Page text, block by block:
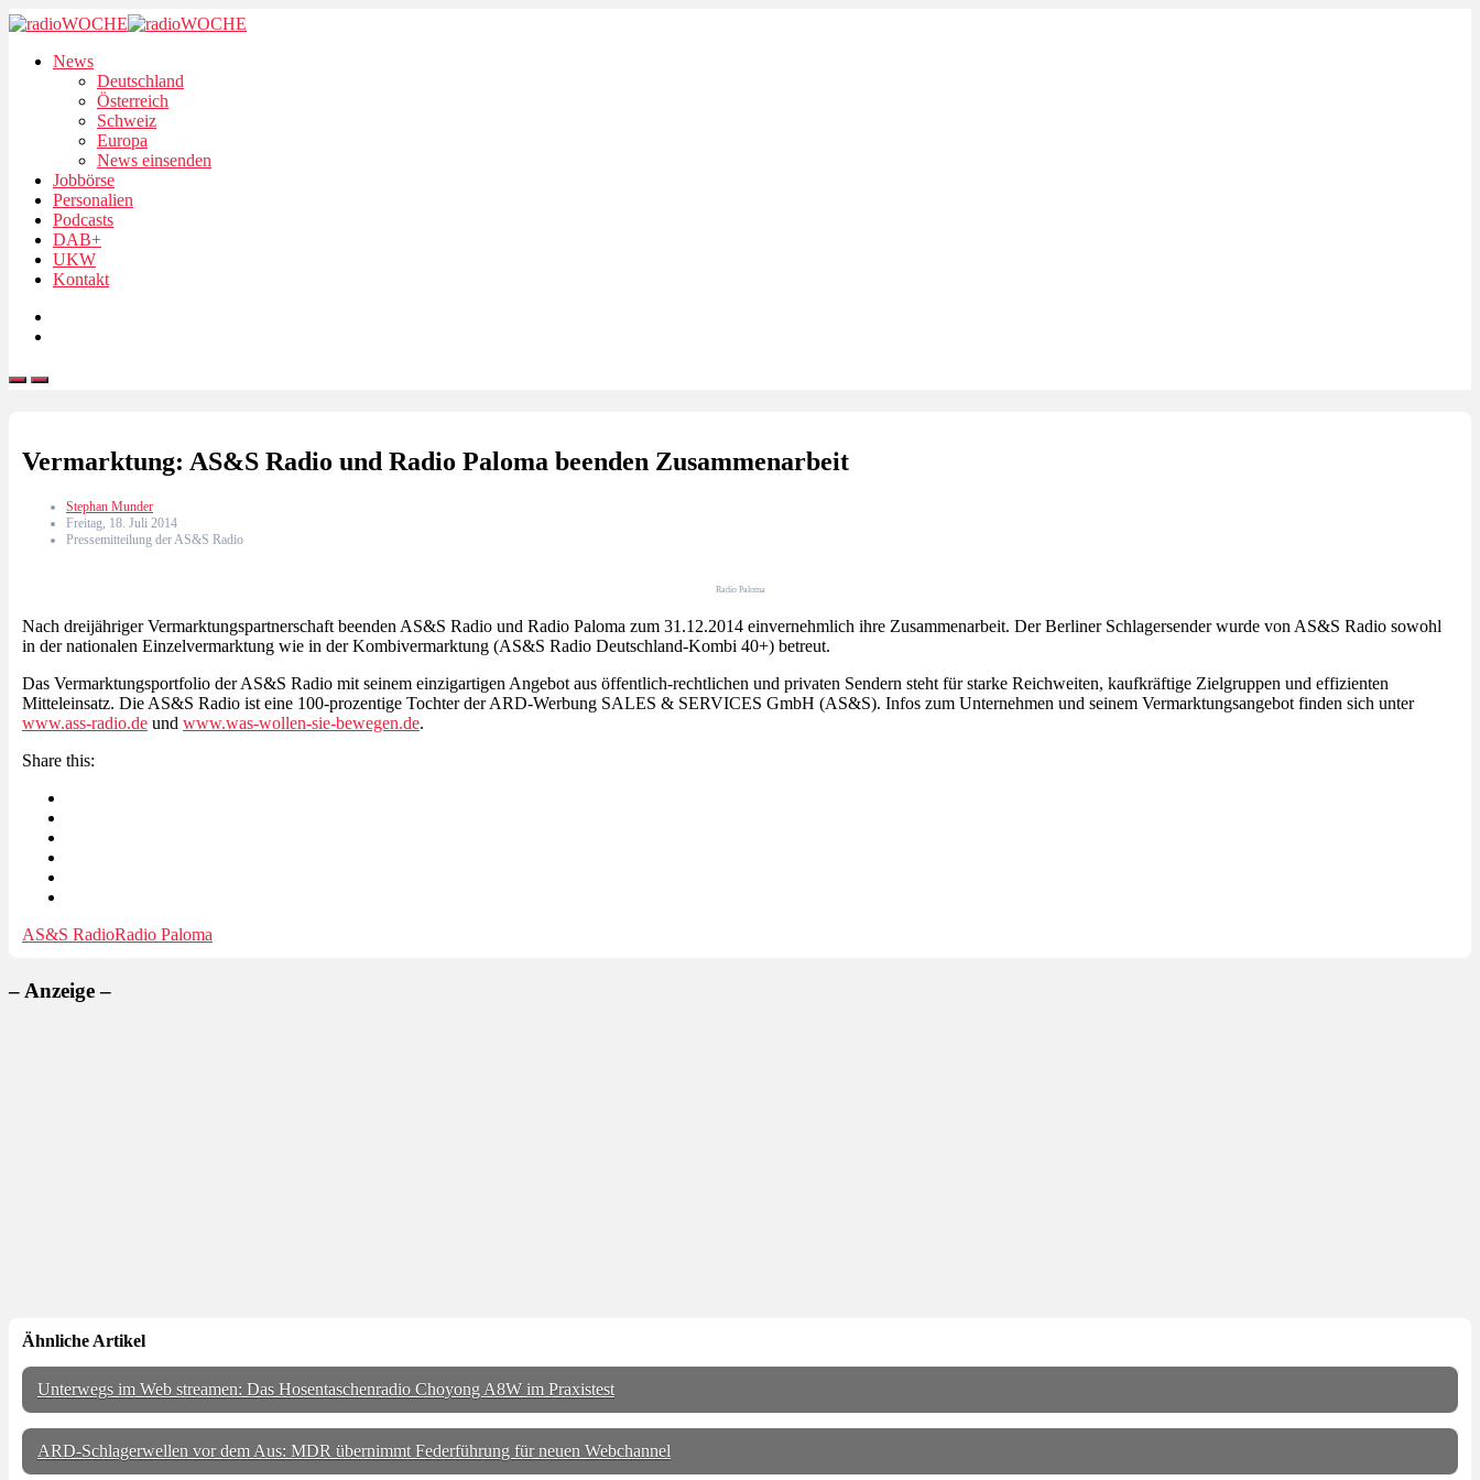
News
Deutschland
Österreich
Schweiz
Europa
News einsenden
Jobbörse
Personalien
Podcasts
DAB+
UKW
Kontakt
Vermarktung: AS&S Radio und Radio Paloma beenden Zusammenarbeit
Stephan Munder
Freitag, 18. Juli 2014
Pressemitteilung der AS&S Radio
Radio Paloma
Nach dreijähriger Vermarktungspartnerschaft beenden AS&S Radio und Radio Paloma zum 31.12.2014 einvernehmlich ihre Zusammenarbeit. Der Berliner Schlagersender wurde von AS&S Radio sowohl
in der nationalen Einzelvermarktung wie in der Kombivermarktung (AS&S Radio Deutschland-Kombi 40+) betreut.
Das Vermarktungsportfolio der AS&S Radio mit seinem einzigartigen Angebot aus öffentlich-rechtlichen und privaten Sendern steht für starke Reichweiten, kaufkräftige Zielgruppen und effizienten
Mitteleinsatz. Die AS&S Radio ist eine 100-prozentige Tochter der ARD-Werbung SALES & SERVICES GmbH (AS&S). Infos zum Unternehmen und seinem Vermarktungsangebot finden sich unter
www.ass-radio.de und www.was-wollen-sie-bewegen.de.
Share this:
AS&S RadioRadio Paloma
– Anzeige –
Ähnliche Artikel
Unterwegs im Web streamen: Das Hosentaschenradio Choyong A8W im Praxistest
ARD-Schlagerwellen vor dem Aus: MDR übernimmt Federführung für neuen Webchannel